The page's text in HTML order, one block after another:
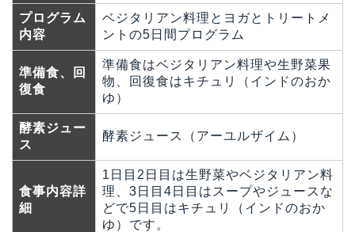
プログラム
内容
ベジタリアン料理とヨガとトリートメ
ントの5日間プログラム
準備食、回
復食
準備食はベジタリアン料理や生野菜果
物、回復食はキチュリ（インドのおか
ゆ）
酵素ジュー
ス
酵素ジュース（アーユルザイム）
食事内容詳
細
1日目2日目は生野菜やベジタリアン料
理、3日目4日目はスープやジュースな
どで5日目はキチュリ（インドのおか
ゆ）です。